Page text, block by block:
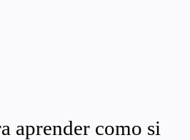
aprender como si